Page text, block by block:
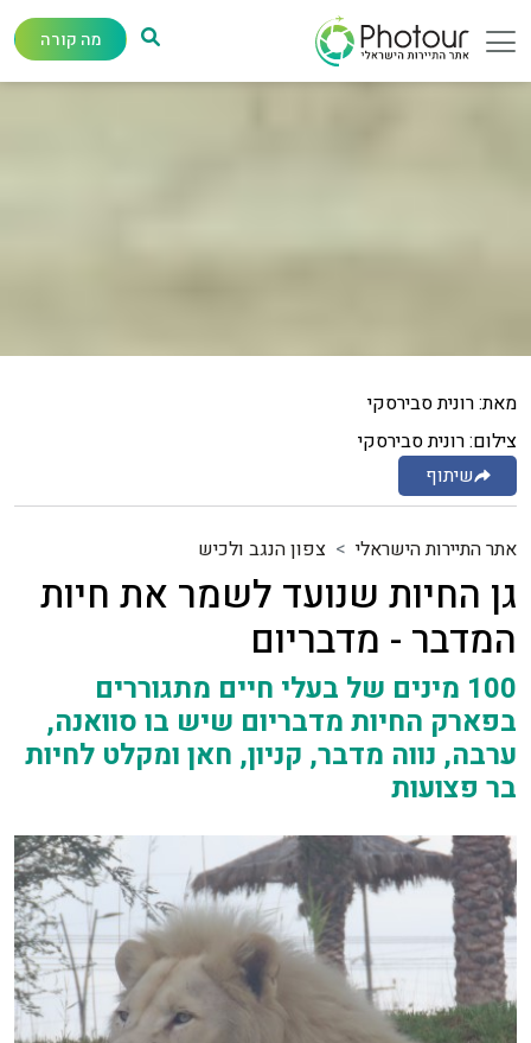
מה קורה
מאת: רונית סבירסקי
צילום: רונית סבירסקי
שיתוף
אתר התיירות הישראלי צפון הנגב ולכיש
גן החיות שנועד לשמר את חיות
המדבר - מדבריום
100 מינים של בעלי חיים מתגוררים
בפארק החיות מדבריום שיש בו סוואנה,
ערבה, נווה מדבר, קניון, חאן ומקלט לחיות
בר פצועות